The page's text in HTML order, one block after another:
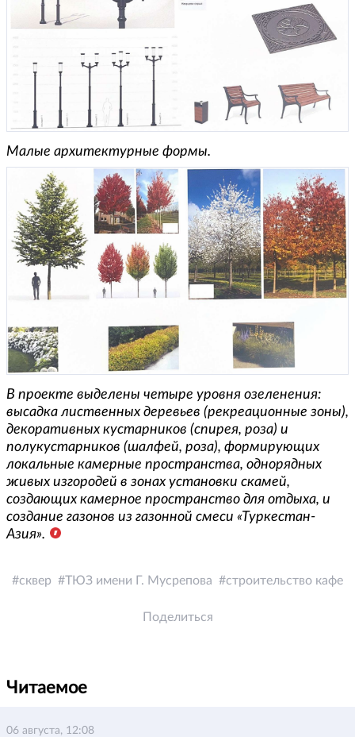
Малые архитектурные формы.
В проекте выделены четыре уровня озеленения:
высадка лиственных деревьев (рекреационные зоны),
декоративных кустарников (спирея, роза) и
полукустарников (шалфей, роза), формирующих
локальные камерные пространства, однорядных
живых изгородей в зонах установки скамей,
создающих камерное пространство для отдыха, и
создание газонов из газонной смеси «Туркестан-
Азия».
сквер ТЮЗ имени Г. Мусрепова строительство кафе
Поделиться
Читаемое
06 августа, 12:08